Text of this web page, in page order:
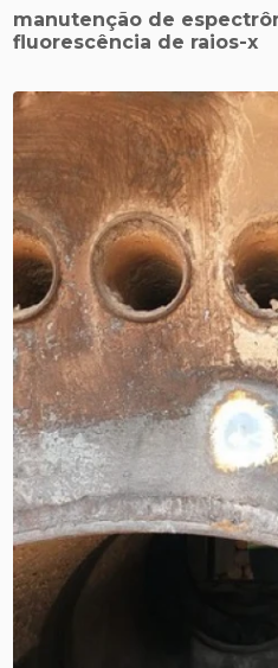
manutenção de
fluorescência de raios-x